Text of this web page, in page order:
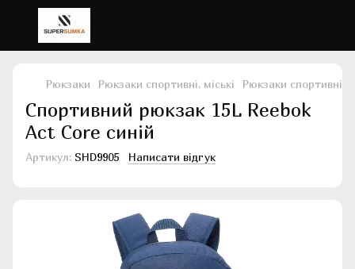
Рюкзаки Рюкзаки спортивні, міські Рюкзаки спортивні,
Спортивний рюкзак 15L Reebok
Act Core синій
Артикул: SHD9905 Написати відгук